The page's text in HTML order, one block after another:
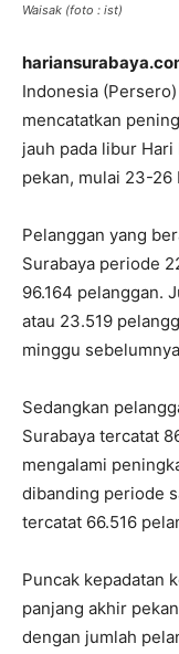
Waisak (foto : ist)
Indonesia
mencatatkan
jauh pada libur Hari
pekan, mulai 23-26
Pelanggan yang
Surabaya periode
96.164 pelanggan.
atau 23.519
minggu
Sedangkan
Surabaya tercatat
mengalami
dibanding periode
tercatat 66.516
Puncak kepadatan
panjang akhir
dengan jumlah